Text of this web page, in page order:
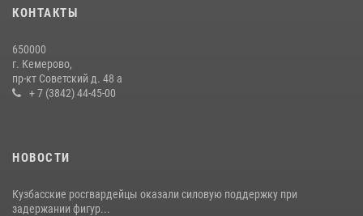
20 июля 2026, 08:52
гипермаркета товары на 13 тысяч рублей (ВИДЕО)
16 июля 2026, 06:43
КОНТАКТЫ
650000
г. Кемерово,
пр-кт Советский д. 48 а
+ 7 (3842) 44-45-00
НОВОСТИ
Кузбасские росгвардейцы оказали силовую поддержку при
задержании фигур...